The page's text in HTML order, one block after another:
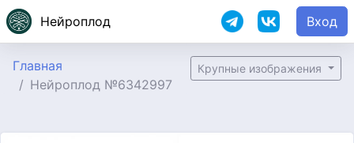
Нейроплод Вход
Главная
Нейроплод №6342997
Крупные изображения